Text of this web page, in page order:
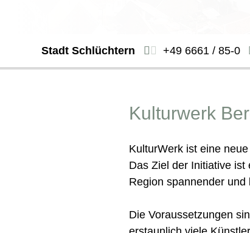
Stadt Schlüchtern +49 6661 / 85-0
Kulturwerk
KulturWerk ist eine
Das Ziel der Initiative
Region spannender
Die Voraussetzungen